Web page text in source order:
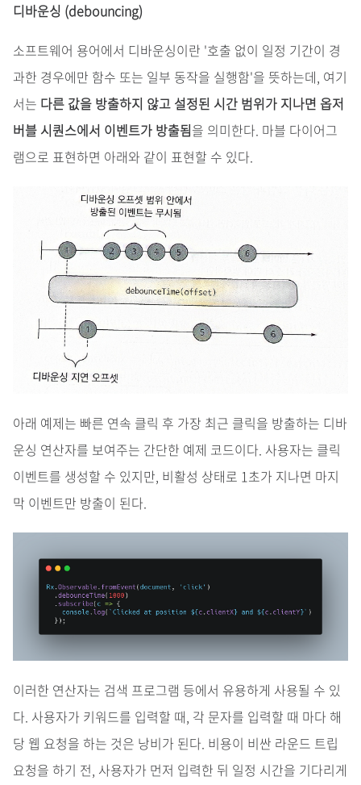
디바운싱 (debouncing)
소프트웨어 용어에서 디바운싱이란 '호출 없이 일정 기간이 경
과한 경우에만 함수 또는 일부 동작을 실행함'을 뜻하는데, 여기
서는 다른 값을 방출하지 않고 설정된 시간 범위가 지나면 옵저
버블 시퀀스에서 이벤트가 방출됨을 의미한다. 마블 다이어그
램으로 표현하면 아래와 같이 표현할 수 있다.
아래 예제는 빠른 연속 클릭 후 가장 최근 클릭을 방출하는 디바
운싱 연산자를 보여주는 간단한 예제 코드이다. 사용자는 클릭
이벤트를 생성할 수 있지만, 비활성 상태로 1초가 지나면 마지
막 이벤트만 방출이 된다.
이러한 연산자는 검색 프로그램 등에서 유용하게 사용될 수 있
다. 사용자가 키워드를 입력할 때, 각 문자를 입력할 때 마다 해
당 웹 요청을 하는 것은 낭비가 된다. 비용이 비싼 라운드 트립
요청을 하기 전, 사용자가 먼저 입력한 뒤 일정 시간을 기다리게